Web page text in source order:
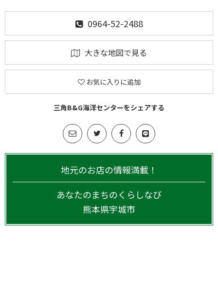
0964-52-2488
大きな地図で見る
お気に入りに追加
三角B&G海洋センターをシェアする
地元のお店の情報満載！
あなたのまちのくらしなび
熊本県宇城市